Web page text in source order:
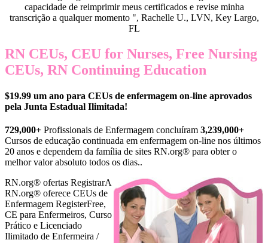
capacidade de reimprimir meus certificados e revise minha
transcrição a qualquer momento ", Rachelle U., LVN, Key Largo,
FL
RN CEUs, CEU for Nurses, Free Nursing
CEUs, RN Continuing Education
$19.99 um ano para CEUs de enfermagem on-line aprovados
pela Junta Estadual Ilimitada!
729,000+ Profissionais de Enfermagem concluíram 3,239,000+
Cursos de educação continuada em enfermagem on-line nos últimos
20 anos e dependem da família de sites RN.org® para obter o
melhor valor absoluto todos os dias..
RN.org® ofertas RegistrarA
RN.org® oferece CEUs de
Enfermagem RegisterFree,
CE para Enfermeiros, Curso
Prático e Licenciado
Ilimitado de Enfermeira /